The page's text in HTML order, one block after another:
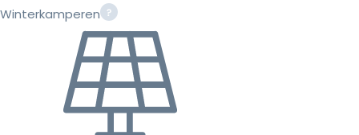
Winterkamperen